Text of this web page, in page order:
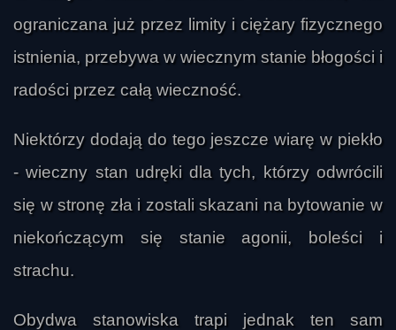
ograniczana już przez limity i ciężary fizycznego
istnienia, przebywa w wiecznym stanie błogości i
radości przez całą wieczność.
Niektórzy dodają do tego jeszcze wiarę w piekło
- wieczny stan udręki dla tych, którzy odwrócili
się w stronę zła i zostali skazani na bytowanie w
niekończącym się stanie agonii, boleści i
strachu.
Obydwa stanowiska trapi jednak ten sam